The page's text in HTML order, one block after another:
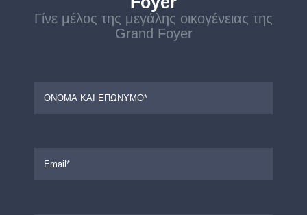
Γίνε μέλος της μεγάλης οικογένειας της
Grand Foyer